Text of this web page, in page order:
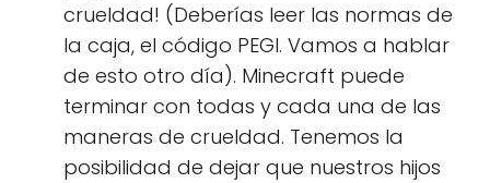
crueldad! (Deberías leer las normas de
la caja, el código PEGI. Vamos a hablar
de esto otro día). Minecraft puede
terminar con todas y cada una de las
maneras de crueldad. Tenemos la
posibilidad de dejar que nuestros hijos